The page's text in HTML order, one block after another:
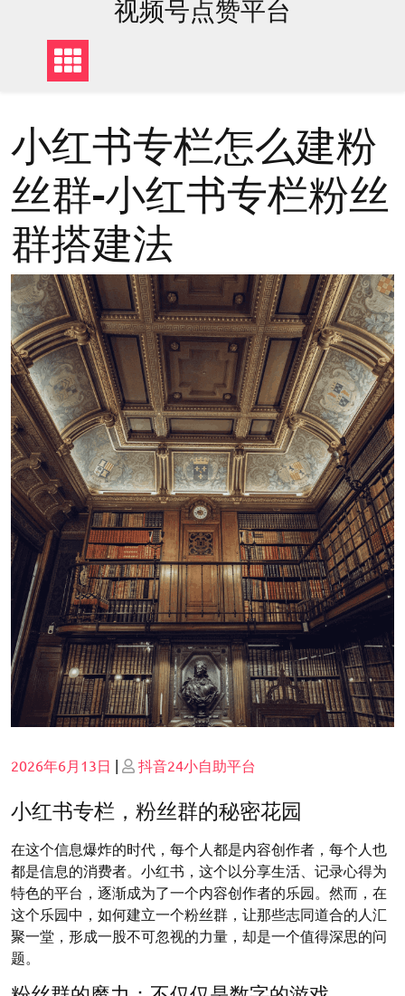
视频号点赞平台
小红书专栏怎么建粉
丝群-小红书专栏粉丝
群搭建法
Posted
2026年6月13日 | Posted
抖音24小自助平台
小红书专栏，粉丝群的秘密花园
在这个信息爆炸的时代，每个人都是内容创作者，每个人也
都是信息的消费者。小红书，这个以分享生活、记录心得为
特色的平台，逐渐成为了一个内容创作者的乐园。然而，在
这个乐园中，如何建立一个粉丝群，让那些志同道合的人汇
聚一堂，形成一股不可忽视的力量，却是一个值得深思的问
题。